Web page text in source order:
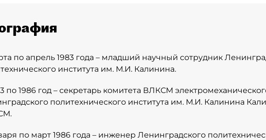
по апрель 1983 года – младший научный сотрудник
института им. М.И. Калинина.
по 1986 год – секретарь комитета ВЛКСМ
политехнического института им. М.И. Калинина
по март 1986 года – инженер Ленинградского